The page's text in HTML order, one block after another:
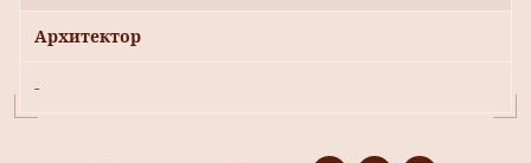
Архитектор
-